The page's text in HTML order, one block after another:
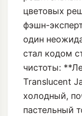
цветовых
фэшн-
один
стал кодом
чистоты:
Translucent
холодный,
пастельный